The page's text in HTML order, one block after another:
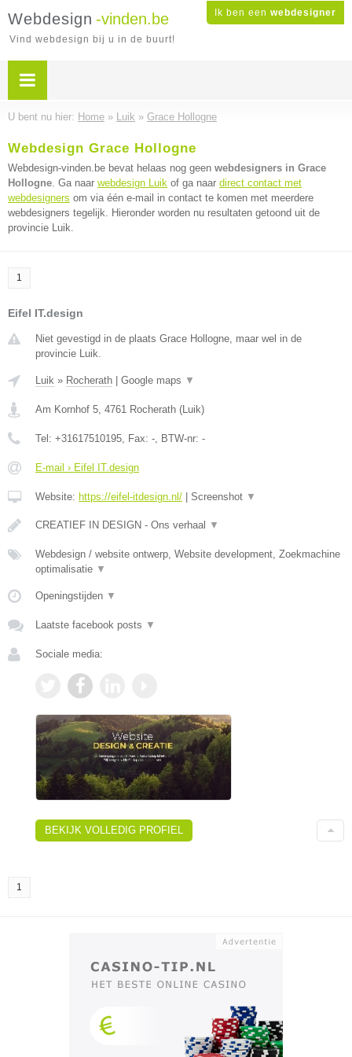
Ik ben een webdesigner
Webdesign -vinden.be
Vind webdesign bij u in de buurt!
U bent nu hier: Home » Luik » Grace Hollogne
Webdesign Grace Hollogne
Webdesign-vinden.be bevat helaas nog geen webdesigners in Grace
Hollogne. Ga naar webdesign Luik of ga naar direct contact met
webdesigners om via één e-mail in contact te komen met meerdere
webdesigners tegelijk. Hieronder worden nu resultaten getoond uit de
provincie Luik.
1
Eifel IT.design
Niet gevestigd in de plaats Grace Hollogne, maar wel in de
provincie Luik.
Luik » Rocherath Google maps ▼
Am Kornhof 5, 4761 Rocherath (Luik)
Tel: +31617510195, Fax: -, BTW-nr: -
E-mail › Eifel IT.design
Website: https://eifel-itdesign.nl/ Screenshot ▼
CREATIEF IN DESIGN - Ons verhaal ▼
Webdesign / website ontwerp, Website development, Zoekmachine
optimalisatie ▼
Openingstijden ▼
Laatste facebook posts ▼
Sociale media:
BEKIJK VOLLEDIG PROFIEL
1